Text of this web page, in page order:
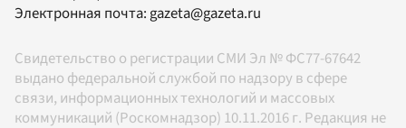
Электронная почта: gazeta@gazeta.ru
Свидетельство о регистрации СМИ Эл № ФС77-67642
выдано федеральной службой по надзору в сфере
связи, информационных технологий и массовых
коммуникаций (Роскомнадзор) 10.11.2016 г. Редакция не